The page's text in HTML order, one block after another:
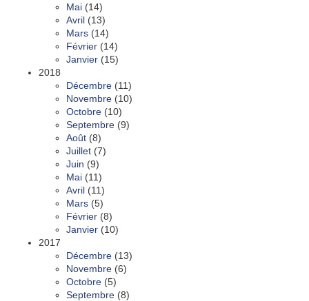
Mai (14)
Avril (13)
Mars (14)
Février (14)
Janvier (15)
2018
Décembre (11)
Novembre (10)
Octobre (10)
Septembre (9)
Août (8)
Juillet (7)
Juin (9)
Mai (11)
Avril (11)
Mars (5)
Février (8)
Janvier (10)
2017
Décembre (13)
Novembre (6)
Octobre (5)
Septembre (8)